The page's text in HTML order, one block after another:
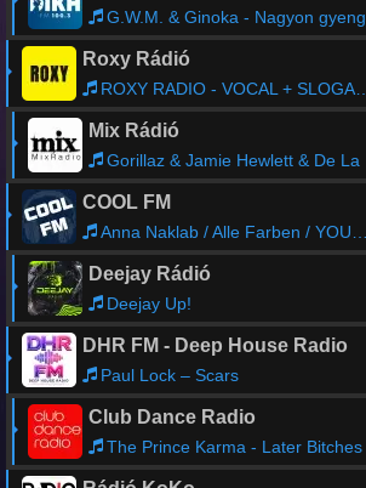
G.W.M. & Ginoka - Nagyon gyenge voltál
Roxy Rádió
ROXY RADIO - VOCAL + SLOGAN 07
Mix Rádió
Gorillaz & Jamie Hewlett & De La Soul - Feel Good Inc (Fuzzdead Remix)
COOL FM
Anna Naklab / Alle Farben / YOUNOTUS - Supergirl
Deejay Rádió
Deejay Up!
DHR FM - Deep House Radio
Paul Lock – Scars
Club Dance Radio
The Prince Karma - Later Bitches